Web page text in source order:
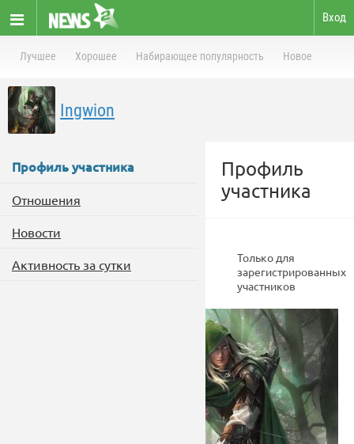
Вход
Лучшее Хорошее Набирающее популярность Новое
Ingwion
Профиль участника
Отношения
Новости
Активность за сутки
Профиль
участника
Только для
зарегистрированных
участников